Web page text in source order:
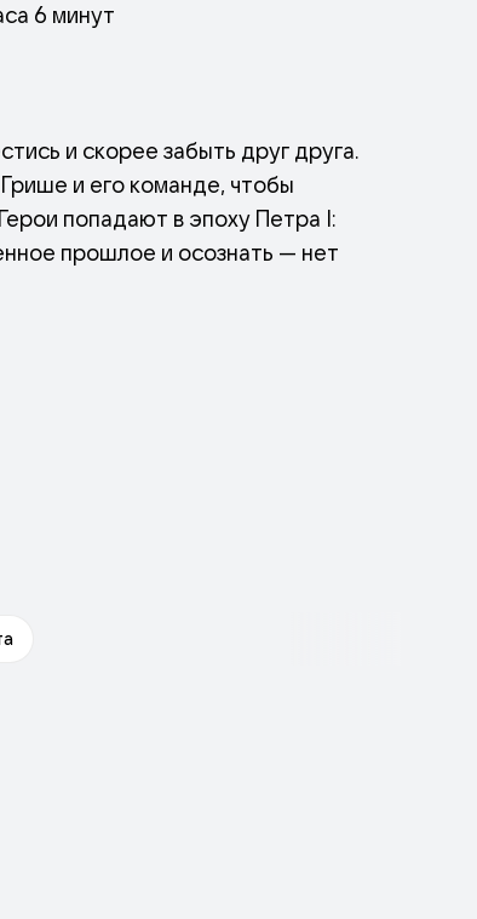
6 минут
и скорее забыть друг друга.
и его команде, чтобы
попадают в эпоху Петра I:
прошлое и осознать — нет